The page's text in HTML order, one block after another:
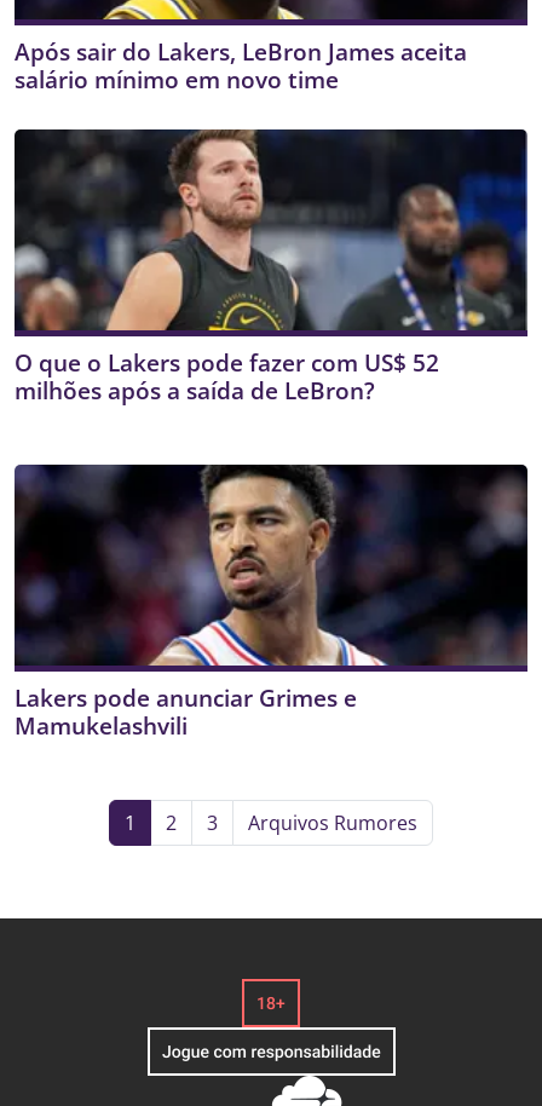
Após sair do Lakers, LeBron James aceita
salário mínimo em novo time
O que o Lakers pode fazer com US$ 52
milhões após a saída de LeBron?
Lakers pode anunciar Grimes e
Mamukelashvili
1 2 3 Arquivos Rumores